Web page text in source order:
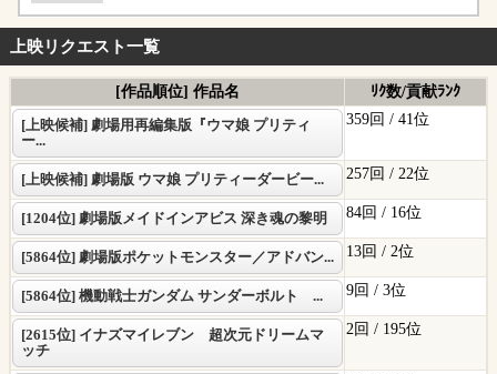
上映リクエスト一覧
[作品順位] 作品名
ﾘｸ数/貢献ﾗﾝｸ
[上映候補] 劇場用再編集版『ウマ娘 プリティ
ー...
359回 / 41位
[上映候補] 劇場版 ウマ娘 プリティーダービー... 257回 / 22位
[1204位] 劇場版メイドインアビス 深き魂の黎明 84回 / 16位
[5864位] 劇場版ポケットモンスター／アドバン... 13回 / 2位
[5864位] 機動戦士ガンダム サンダーボルト ... 9回 / 3位
[2615位] イナズマイレブン 超次元ドリームマ
ッチ
2回 / 195位